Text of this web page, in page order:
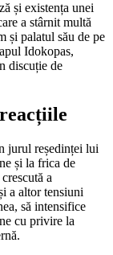
și existența unei
a stârnit multă
și palatul său de pe
Idokopas,
discuție de
jurul reședinței lui
și la frica de
a
a altor tensiuni
să intensifice
cu privire la